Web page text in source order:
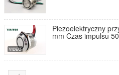
Piezoelektryczny
mm Czas impulsu